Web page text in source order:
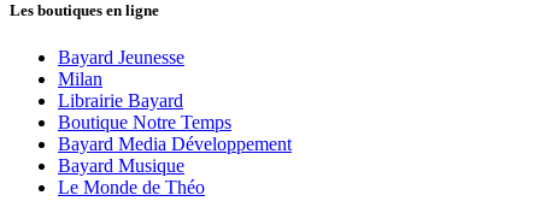
Les boutiques en ligne
Bayard Jeunesse
Milan
Librairie Bayard
Boutique Notre Temps
Bayard Media Développement
Bayard Musique
Le Monde de Théo